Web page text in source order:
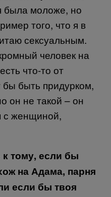
была моложе, но
того, что я в
сексуальным.
человек на
что-то от
бы быть придурком,
он не такой – он
с женщиной,
тому, если бы
на Адама, парня
если бы твоя